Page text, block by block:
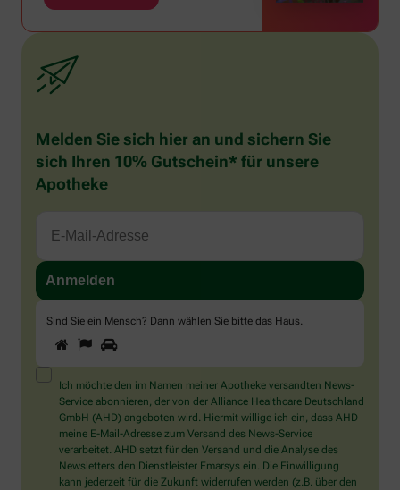
Melden Sie sich hier an und sichern Sie
sich Ihren 10% Gutschein* für unsere
Apotheke
Sind Sie ein Mensch? Dann wählen Sie bitte das Haus.
Sind
Sie
ein
Mensch?
Dann
wählen
Sie
bitte
das
Haus.
1 2
Ich möchte den im Namen meiner Apotheke versandten News-
Service abonnieren, der von der Alliance Healthcare Deutschland
GmbH (AHD) angeboten wird. Hiermit willige ich ein, dass AHD
meine E-Mail-Adresse zum Versand des News-Service
verarbeitet. AHD setzt für den Versand und die Analyse des
Newsletters den Dienstleister Emarsys ein. Die Einwilligung
kann jederzeit für die Zukunft widerrufen werden (z.B. über den